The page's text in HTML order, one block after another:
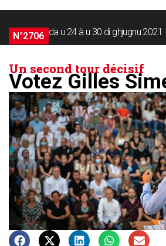
N°2706 da u 24 à u 30 di ghjugnu 2021
Un second tour décisif
Votez Gilles